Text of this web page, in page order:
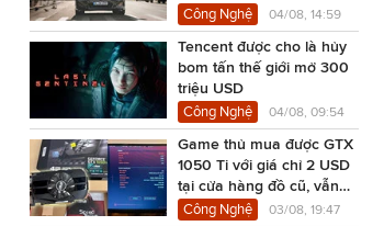
Công Nghệ 04/08, 14:59
Tencent được cho là hủy
bom tấn thế giới mở 300
triệu USD
Công Nghệ 04/08, 09:54
Game thủ mua được GTX
1050 Ti với giá chỉ 2 USD
tại cửa hàng đồ cũ, vẫn
chạy Cyberpunk 2077
Công Nghệ 03/08, 19:47